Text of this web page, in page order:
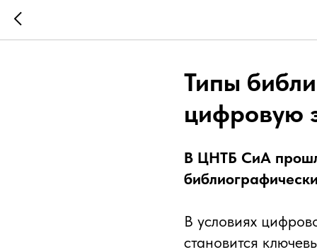
Типы
цифровую
В ЦНТБ СиА
В условиях
становится